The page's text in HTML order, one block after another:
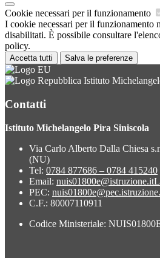
Cookie necessari per il funzionamento
I cookie necessari per il funzionamento
disabilitati. È possibile consultare
policy.
Accetta tutti Salva le preferenze
Istituto
Contatti
Istituto Michelangelo Pira Siniscola
Via Carlo Alberto Dalla Chiesa
(NU)
Tel: 0784 877686 – 0784 415240
Email: nuis01800e@istruzione.it
PEC:
C.F.: 80007110911
Codice Ministeriale: